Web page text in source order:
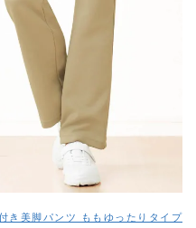
き美脚パンツ ももゆったりタイプ